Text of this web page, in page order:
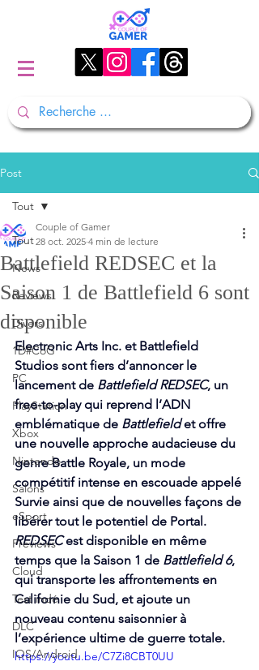
Post
Tout
News
Reviews
Divers
1D#CoG
PC
PlayStation
Xbox
Nintendo
Salons
eSport
Previews
Cloud
Test indé
DLC
IOS/Android
Tout
Battlefield REDSEC et la
Saison 1 de Battlefield 6 sont
disponible
Couple of Gamer
28 oct. 2025 4 min de lecture
Electronic Arts Inc. et Battlefield
Studios sont fiers d’annoncer le
lancement de Battlefield REDSEC, un
free-to-play qui reprend l’ADN
emblématique de Battlefield et offre
une nouvelle approche audacieuse du
genre Battle Royale, un mode
compétitif intense en escouade appelé
Survie ainsi que de nouvelles façons de
libérer tout le potentiel de Portal.
REDSEC est disponible en même
temps que la Saison 1 de Battlefield 6,
qui transporte les affrontements en
Californie du Sud, et ajoute un
nouveau contenu saisonnier à
l’expérience ultime de guerre totale.
https://youtu.be/C7Zi8CBT0UU